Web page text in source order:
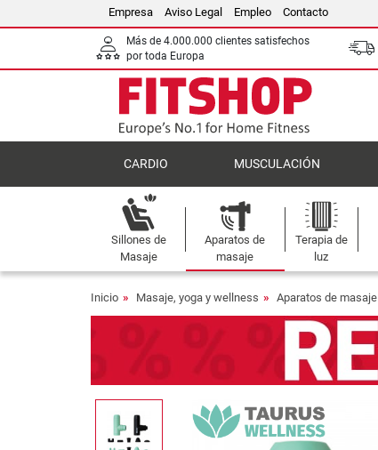
Empresa Aviso Legal Empleo Contacto
Más de 4.000.000 clientes satisfechos
por toda Europa
CARDIO MUSCULACIÓN
Sillones de
Masaje
Aparatos de
masaje
Terapia de
luz
Inicio Masaje, yoga y wellness Aparatos de masaje